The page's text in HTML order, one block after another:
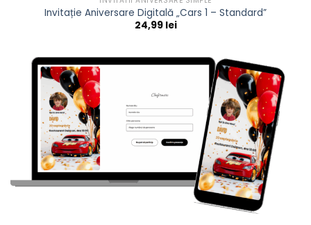
Invitație Aniversare Digitală „Cars 1 – Standard”
24,99 lei